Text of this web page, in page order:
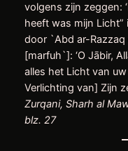
volgens zijn zeggen:
heeft was mijn
door `Abd ar-
[marfuh`]: ‘O Jābir,
alles het Licht van
Verlichting van] Zijn
Zurqani, Sharh al
blz. 27